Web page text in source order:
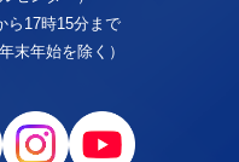
ら17時15分まで
末年始を除く）